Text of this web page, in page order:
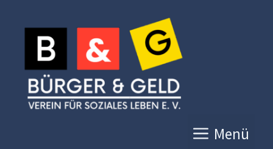
Inhalt
springen
Menü